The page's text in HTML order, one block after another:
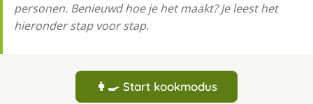
personen. Benieuwd hoe je het maakt? Je leest het
hieronder stap voor stap.
👩‍🍳 Start kookmodus